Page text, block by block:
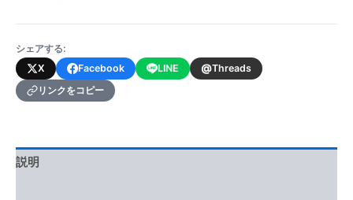
い
放
題・
高
量
上
シェアする:
X
Facebook LINE @Threads
リンクをコピー
説明